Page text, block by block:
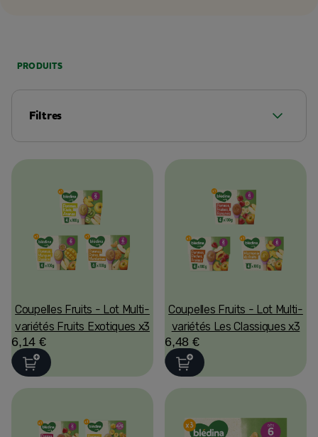
PRODUITS
Filtres
Coupelles Fruits - Lot Multi-
variétés Fruits Exotiques x3
6,14 €
Coupelles Fruits - Lot Multi-
variétés Les Classiques x3
6,48 €